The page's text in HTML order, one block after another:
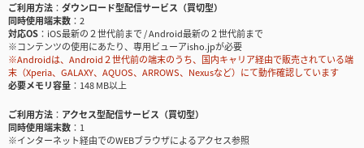
ご利用方法
ダウンロード型配信サービス（買切型）
同時使用端末数
2
対応OS
iOS最新の２世代前まで / Android最新の２世代前まで
※コンテンツの使用にあたり、専用ビューアisho.jpが必要
※Androidは、Android２世代前の端末のうち、国内キャリア経由で販売されている端
末（Xperia、GALAXY、AQUOS、ARROWS、Nexusなど）にて動作確認しています
必要メモリ容量
148 MB以上
ご利用方法
アクセス型配信サービス（買切型）
同時使用端末数
1
※インターネット経由でのWEBブラウザによるアクセス参照